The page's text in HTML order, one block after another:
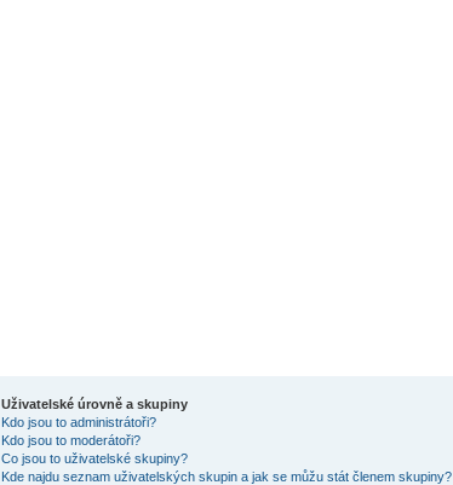
Uživatelské úrovně a skupiny
Kdo jsou to administrátoři?
Kdo jsou to moderátoři?
Co jsou to uživatelské skupiny?
Kde najdu seznam uživatelských skupin a jak se můžu stát členem skupiny?